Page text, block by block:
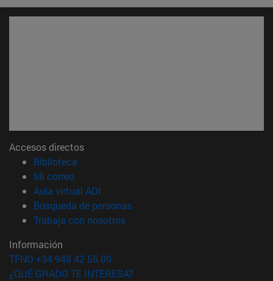
Accesos directos
Biblioteca
Mi correo(abre en nueva ventana)
Aula virtual ADI
Búsqueda de personas(abre en nueva ventana)
Trabaja con nosotros(abre en nueva ventana)
Información
TFNO +34 948 42 56 00
¿QUÉ GRADO TE INTERESA?